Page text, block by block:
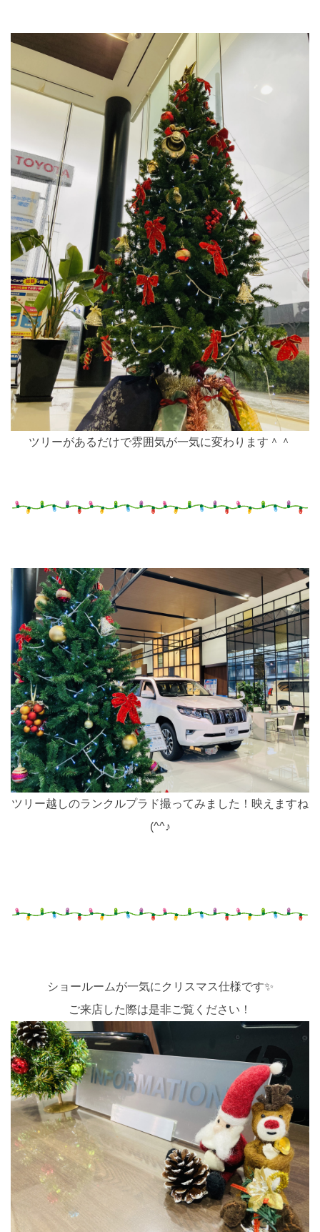
ツリーがあるだけで雰囲気が一気に変わります＾＾
ツリー越しのランクルプラド撮ってみました！映えますね
(^^♪
ショールームが一気にクリスマス仕様です✨
ご来店した際は是非ご覧ください！